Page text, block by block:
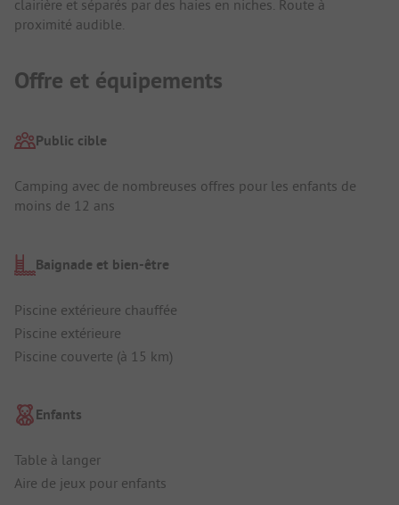
clairière et séparés par des haies en niches. Route à
proximité audible.
Offre et équipements
Public cible
Camping avec de nombreuses offres pour les enfants de
moins de 12 ans
Baignade et bien-être
Piscine extérieure chauffée
Piscine extérieure
Piscine couverte (à 15 km)
Enfants
Table à langer
Aire de jeux pour enfants